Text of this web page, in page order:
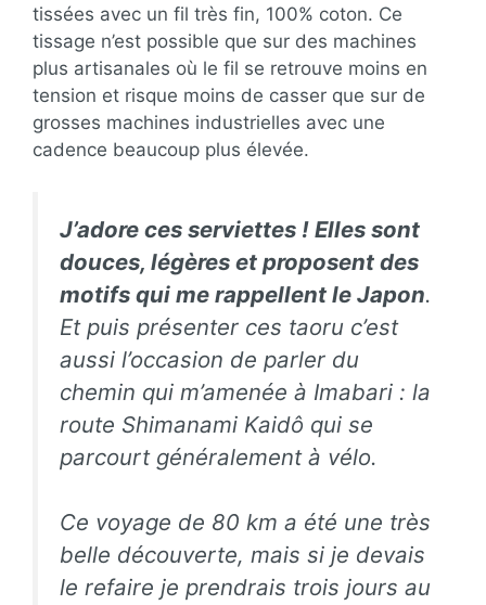
tissées avec un fil très fin, 100% coton. Ce
tissage n’est possible que sur des machines
plus artisanales où le fil se retrouve moins en
tension et risque moins de casser que sur de
grosses machines industrielles avec une
cadence beaucoup plus élevée.
J’adore ces serviettes ! Elles sont
douces, légères et proposent des
motifs qui me rappellent le Japon.
Et puis présenter ces taoru c’est
aussi l’occasion de parler du
chemin qui m’amenée à Imabari : la
route Shimanami Kaidô qui se
parcourt généralement à vélo.
Ce voyage de 80 km a été une très
belle découverte, mais si je devais
le refaire je prendrais trois jours au